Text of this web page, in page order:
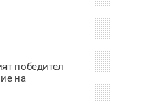
победител
на